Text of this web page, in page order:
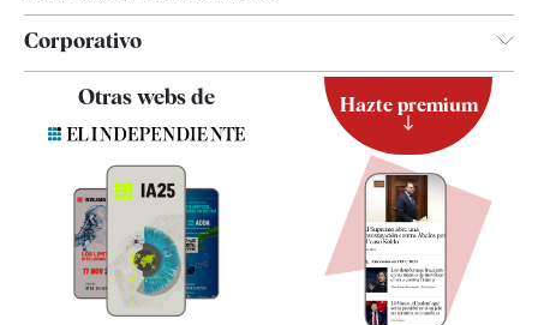
Corporativo
Contacto
Quiénes somos
Especificaciones
Otras webs de Hazte premium